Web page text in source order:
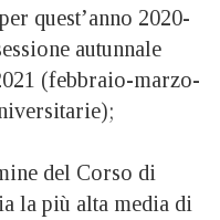
quest’anno 2020-
autunnale
(febbraio-marzo-
;
del Corso di
la più alta media di